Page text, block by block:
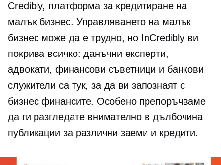
Credibly, платформа за кредитиране на
малък бизнес. Управляването на малък
бизнес може да е трудно, но InCredibly ви
покрива всичко: данъчни експерти,
адвокати, финансови съветници и банкови
служители са тук, за да ви запознаят с
бизнес финансите. Особено препоръчваме
да ги разгледате внимателно в дълбочина
публикации за различни заеми и кредити.